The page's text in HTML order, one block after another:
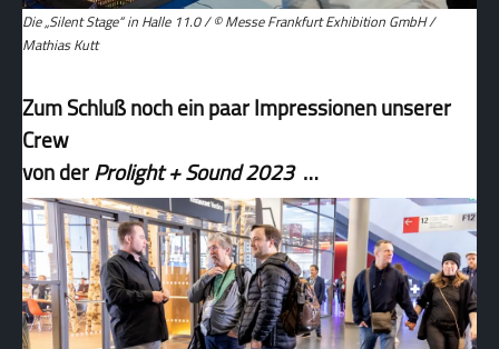
Die „Silent Stage“ in Halle 11.0 / © Messe Frankfurt Exhibition GmbH /
Mathias Kutt
Zum Schluß noch ein paar Impressionen unserer
Crew
von derProlight + Sound 2023…